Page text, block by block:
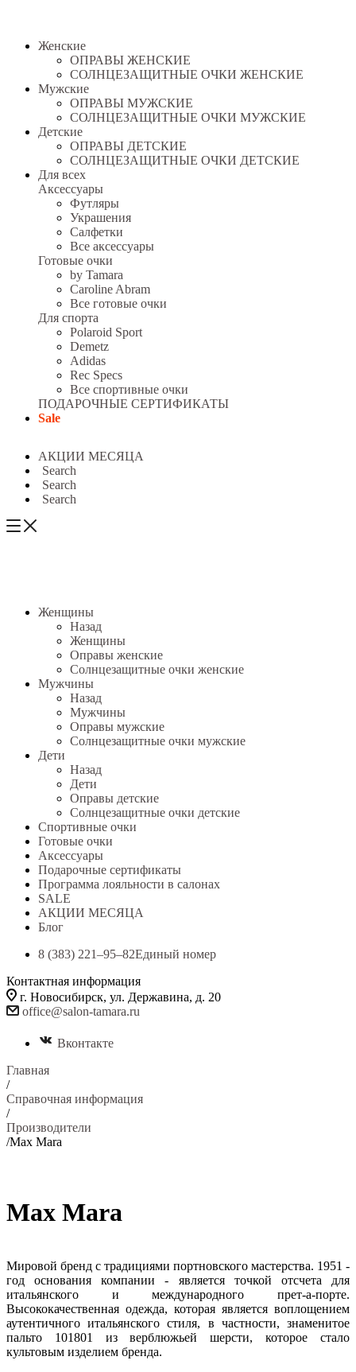
Женские
ОПРАВЫ ЖЕНСКИЕ
СОЛНЦЕЗАЩИТНЫЕ ОЧКИ ЖЕНСКИЕ
Мужские
ОПРАВЫ МУЖСКИЕ
СОЛНЦЕЗАЩИТНЫЕ ОЧКИ МУЖСКИЕ
Детские
ОПРАВЫ ДЕТСКИЕ
СОЛНЦЕЗАЩИТНЫЕ ОЧКИ ДЕТСКИЕ
Для всех
Аксессуары
Футляры
Украшения
Салфетки
Все аксессуары
Готовые очки
by Tamara
Caroline Abram
Все готовые очки
Для спорта
Polaroid Sport
Demetz
Adidas
Rec Specs
Все спортивные очки
ПОДАРОЧНЫЕ СЕРТИФИКАТЫ
Sale
АКЦИИ МЕСЯЦА
Search
Search
Search
Женщины
Назад
Женщины
Оправы женские
Солнцезащитные очки женские
Мужчины
Назад
Мужчины
Оправы мужские
Солнцезащитные очки мужские
Дети
Назад
Дети
Оправы детские
Солнцезащитные очки детские
Спортивные очки
Готовые очки
Аксессуары
Подарочные сертификаты
Программа лояльности в салонах
SALE
АКЦИИ МЕСЯЦА
Блог
8 (383) 221‒95‒82Единый номер
Контактная информация
г. Новосибирск, ул. Державина, д. 20
office@salon-tamara.ru
Вконтакте
Главная
/
Справочная информация
/
Производители
/Max Mara
Max Mara
Мировой бренд с традициями портновского мастерства. 1951 -
год основания компании - является точкой отсчета для
итальянского и международного прет-а-порте.
Высококачественная одежда, которая является воплощением
аутентичного итальянского стиля, в частности, знаменитое
пальто 101801 из верблюжьей шерсти, которое стало
культовым изделием бренда.